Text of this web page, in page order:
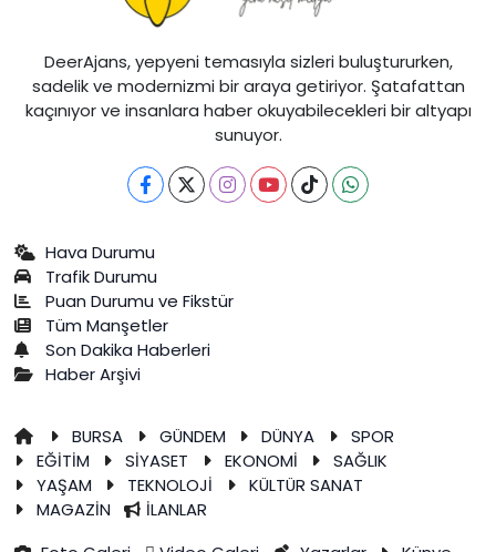
DeerAjans, yepyeni temasıyla sizleri buluştururken,
sadelik ve modernizmi bir araya getiriyor. Şatafattan
kaçınıyor ve insanlara haber okuyabilecekleri bir altyapı
sunuyor.
Hava Durumu
Trafik Durumu
Puan Durumu ve Fikstür
Tüm Manşetler
Son Dakika Haberleri
Haber Arşivi
BURSA GÜNDEM DÜNYA
SPOR
EĞİTİM
SİYASET EKONOMİ
SAĞLIK
YAŞAM
TEKNOLOJİ
KÜLTÜR SANAT
MAGAZİN
İLANLAR